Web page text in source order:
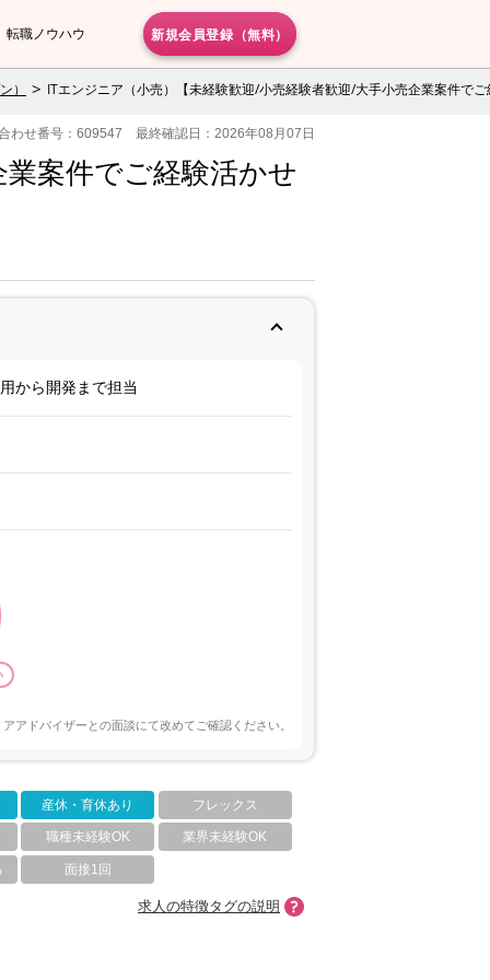
転職ノウハウ 新規会員登録（無料）
） ITエンジニア（小売）【未経験歓迎/小売経験者歓迎/大手小売企業案件で
わせ番号：609547 最終確認日：2026年08月07日
案件でご経験活かせ
から開発まで担当
アドバイザーとの面談にて改めてご確認ください。
産休・育休あり フレックス
職種未経験OK 業界未経験OK
面接1回
求人の特徴タグの説明